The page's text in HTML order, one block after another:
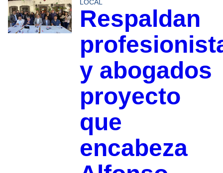
LOCAL
Respaldan
y abogados
proyecto
que
encabeza